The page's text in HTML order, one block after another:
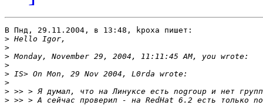
В Пнд, 29.11.2004, в 13:48, kpoxa пишет:
>
>
>
>
>
>
>
>